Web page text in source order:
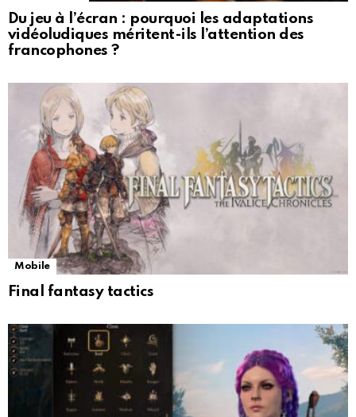
Du jeu à l’écran : pourquoi les adaptations
vidéoludiques méritent-ils l’attention des
francophones ?
Mobile
Final fantasy tactics